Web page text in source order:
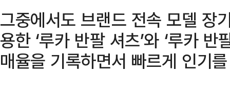
그중에서도 브랜드 전속 모델 장
용한 ‘루카 반팔 셔츠’와 ‘루카
매율을 기록하면서 빠르게 인기